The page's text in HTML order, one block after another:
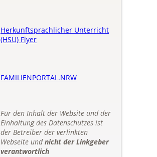
Herkunftsprachlicher Unterricht
(HSU) Flyer
FAMILIENPORTAL.NRW
Für den Inhalt der Website und der
Einhaltung des Datenschutzes ist
der Betreiber der verlinkten
Webseite undnicht der Linkgeber
verantwortlich